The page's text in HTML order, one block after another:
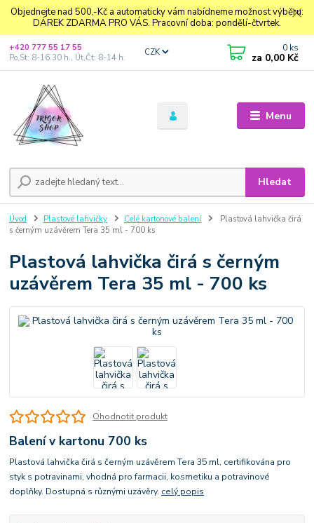
Objednejte nad 500,-Kč a automaticky vám nabídneme možnost výběru:
DÁREK ZDARMA PRO VÁS. Pracovní doba: pondělí-čtvrtek.
Menu
CZK
Hledat
+420 777 55 17 55
Po,St: 8-16.30 h., Út,Čt: 8-14 h.
0 ks
za 0,00 Kč
Úvod Plastové lahvičky Celé kartonové balení
Plastová lahvička čirá
s černým uzávěrem Tera 35 ml - 700 ks
Plastová lahvička čirá s černým
uzávěrem Tera 35 ml - 700 ks
Ohodnotit produkt
Balení v kartonu 700 ks
Plastová lahvička čirá s černým uzávěrem Tera 35 ml, certifikována pro
styk s potravinami, vhodná pro farmacii, kosmetiku a potravinové
doplňky. Dostupná s různými uzávěry. celý popis